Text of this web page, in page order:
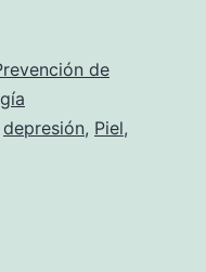
depresión
de
depresión, Piel,